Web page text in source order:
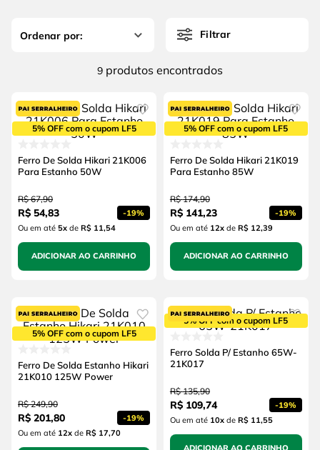
Filtrar
9 produtos
5% OFF com o cupom LF5
Ferro De Solda Hikari 21K006
Para Estanho 50W
R$ 67,90
R$ 54,83 -19%
Ou em até 5xde R$ 11,54
ADICIONAR AO CARRINHO
5% OFF com o cupom LF5
Ferro De Solda Hikari 21K019
Para Estanho 85W
R$ 174,90
R$ 141,23 -19%
Ou em até 12xde R$ 12,39
ADICIONAR AO CARRINHO
5% OFF com o cupom LF5
Ferro De Solda Estanho Hikari
21K010 125W Power
R$ 249,90
R$ 201,80 -19%
Ou em até 12xde R$ 17,70
5% OFF com o cupom LF5
Ferro Solda P/ Estanho 65W-
21K017
R$ 135,90
R$ 109,74 -19%
Ou em até 10xde R$ 11,55
ADICIONAR AO CARRINHO
10º disco corte